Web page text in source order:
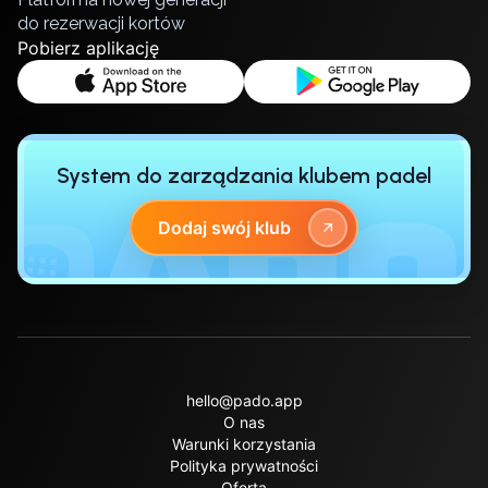
Lisbon
Bucharest
Alicante
Cherkasy
Chernivtsi
Ivano-Frankivsk
Kryvyi Rih
do rezerwacji kortów
Pobierz aplikację
System do zarządzania klubem padel
Dodaj swój klub
hello@pado.app
O nas
Warunki korzystania
Polityka prywatności